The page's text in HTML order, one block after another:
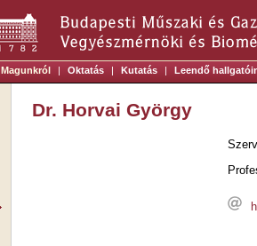
Magunkról | Oktatás | Kutatás | Leendő
Dr. Horvai György